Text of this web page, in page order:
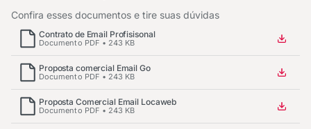
Confira esses documentos e tire suas dúvidas
Contrato de Email Profisisonal
Documento PDF • 243 KB
Proposta comercial Email Go
Documento PDF • 243 KB
Proposta Comercial Email Locaweb
Documento PDF • 243 KB